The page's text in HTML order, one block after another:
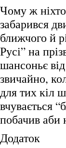
Чому ж
забарився
ближчого й
Русі” на
шансоньє
звичайно,
для тих кіл
вчувається
побачив аби
Додаток